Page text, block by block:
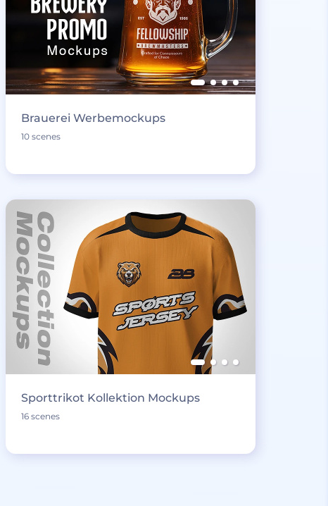
Brauerei Werbemockups
10 scenes
Sporttrikot Kollektion Mockups
16 scenes